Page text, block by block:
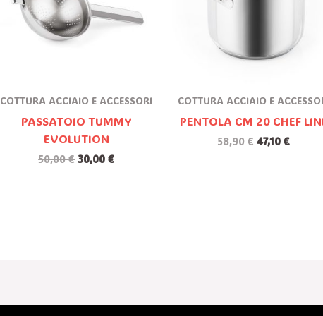
COTTURA ACCIAIO E ACCESSORI
PASSATOIO TUMMY
EVOLUTION
50,00€ 30,00€
COTTURA ACCIAIO E
PENTOLA CM 20 CHEF
58,90€ 47,10€